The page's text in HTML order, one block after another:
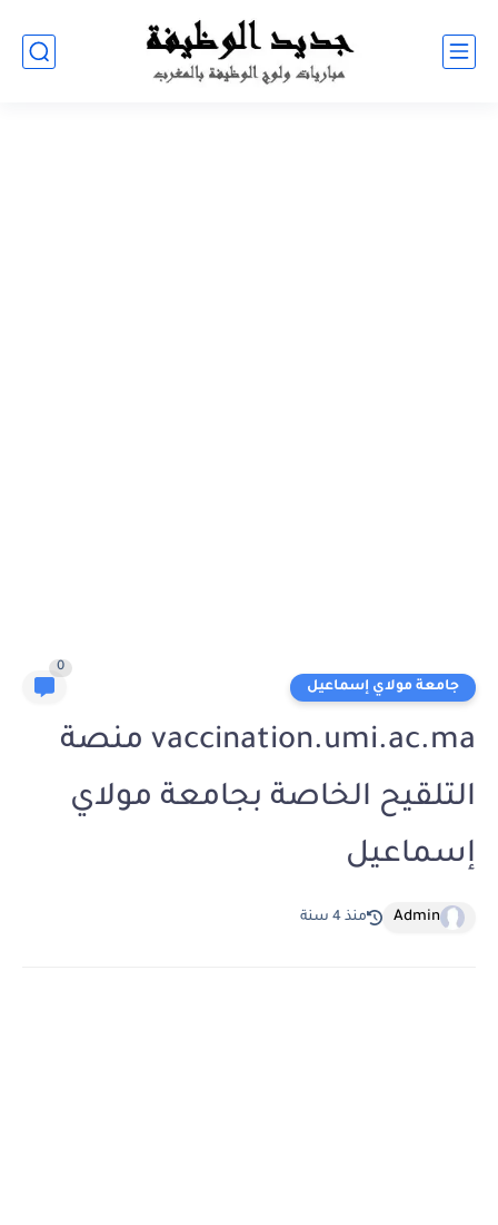
جامعة مولاي إسماعيل
0
vaccination.umi.ac.ma منصة
التلقيح الخاصة بجامعة مولاي
إسماعيل
Admin منذ 4 سنة